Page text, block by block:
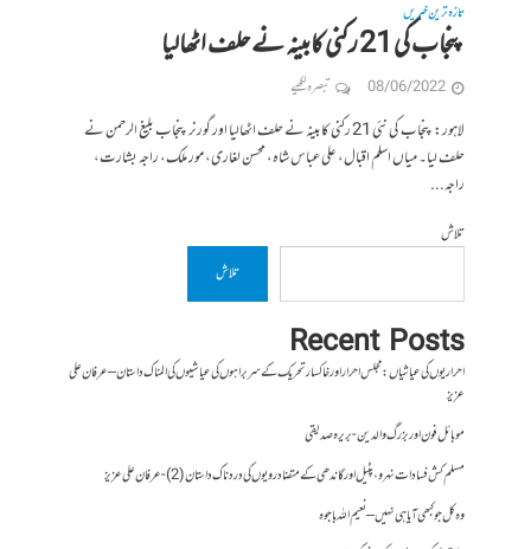
تازہ ترین خبریں
پنجاب کی 21 رکنی کابینہ نے حلف اٹھالیا
08/06/2022 تبصرہ لکھیے
لاہور: پنجاب کی نئی 21 رکنی کابینہ نے حلف اٹھالیا اور گورنر پنجاب بلیغ الرحمن نے
حلف لیا۔ میاں اسلم اقبال، علی عباس شاہ، محسن لغاری، مور ملک، راجہ بشارت،
راجہ...
تلاش
تلاش
Recent Posts
احراریوں کی عیاشیاں : مجلس احرار اور خاکسار تحریک کے سربراہوں کی عیاشیوں کی المناک داستان – عرفان علی
عزیز
موبائل فون اور بزرگ والدین- بریرہ صدیقی
مسلم کش فسادات نہرو، پٹیل اور گاندھی کے متضاد رویوں کی درد ناک داستان (2)- عرفان علی عزیز
وہ کل جو کبھی آیا ہی نہیں – نعیم اللہ باجوہ